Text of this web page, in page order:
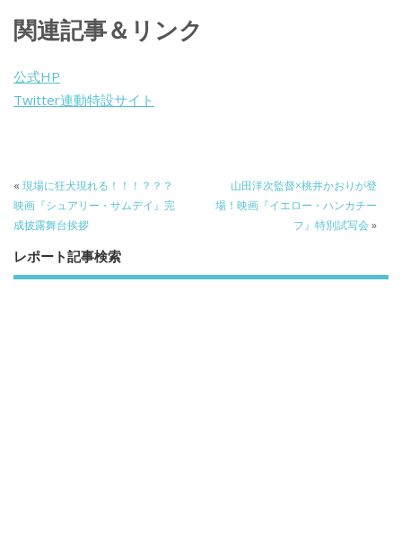
ac
e
b
o
w
itt
n
e
a
k
o
有
関連記事＆リンク
公式HP
Twitter連動特設サイト
« 現場に狂犬現れる！！！？？？
映画『シュアリー・サムデイ』完
成披露舞台挨拶
山田洋次監督×桃井かおりが登
場！映画『イエロー・ハンカチー
フ』特別試写会»
レポート記事検索